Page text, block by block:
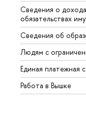
Сведения о
обязательствах
Сведения об
Людям с
Единая платежная
Работа в Вышке